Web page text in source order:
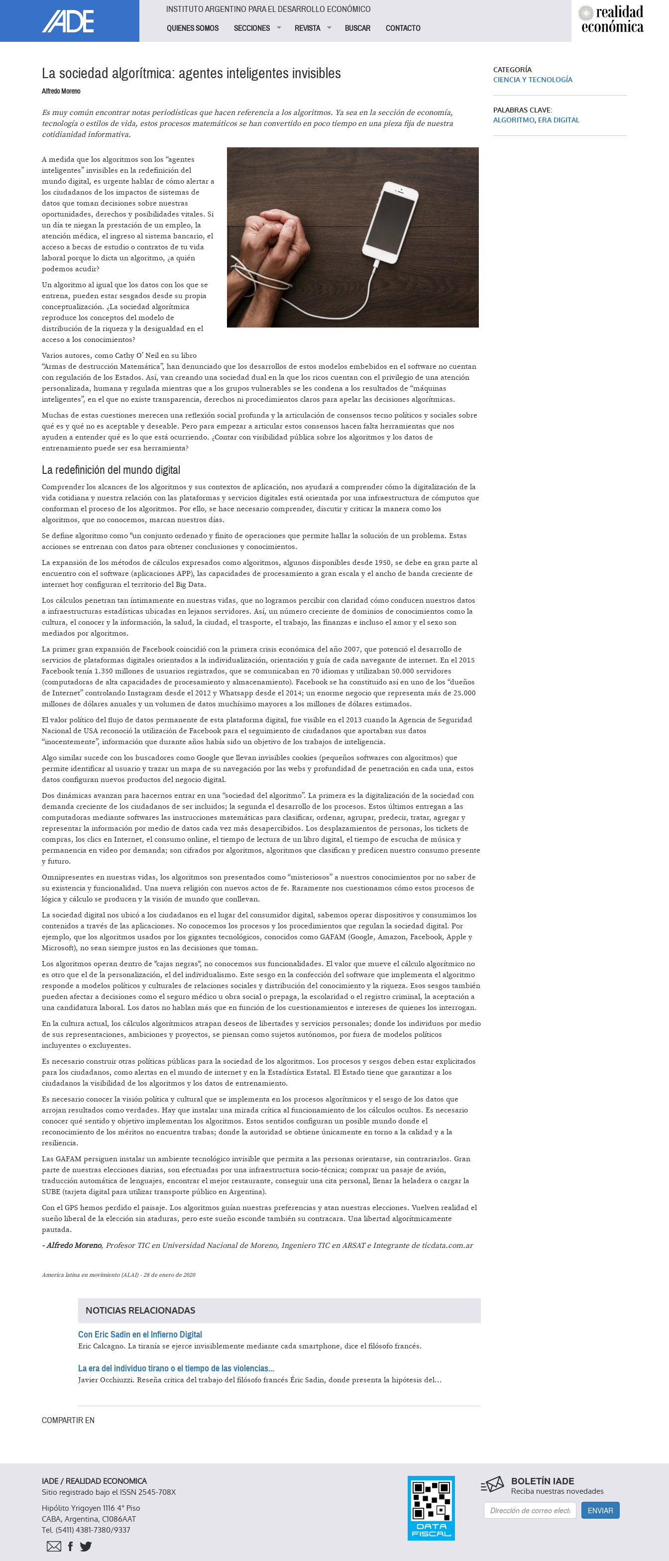
INSTITUTO ARGENTINO PARA EL DESARROLLO ECONÓMICO
QUIENES SOMOS SECCIONES REVISTA BUSCAR CONTACTO
La sociedad algorítmica: agentes inteligentes invisibles
Alfredo Moreno
Es muy común encontrar notas periodísticas que hacen referencia a los algoritmos. Ya sea en la sección de economía,
tecnología o estilos de vida, estos procesos matemáticos se han convertido en poco tiempo en una pieza fija de nuestra
cotidianidad informativa.
A medida que los algoritmos son los “agentes
inteligentes” invisibles en la redefinición del
mundo digital, es urgente hablar de cómo alertar a
los ciudadanos de los impactos de sistemas de
datos que toman decisiones sobre nuestras
oportunidades, derechos y posibilidades vitales. Si
un día te niegan la prestación de un empleo, la
atención médica, el ingreso al sistema bancario, el
acceso a becas de estudio o contratos de tu vida
laboral porque lo dicta un algoritmo, ¿a quién
podemos acudir?
Un algoritmo al igual que los datos con los que se
entrena, pueden estar sesgados desde su propia
conceptualización. ¿La sociedad algorítmica
reproduce los conceptos del modelo de
distribución de la riqueza y la desigualdad en el
acceso a los conocimientos?
Varios autores, como Cathy O’ Neil en su libro
“Armas de destrucción Matemática”, han denunciado que los desarrollos de estos modelos embebidos en el software no cuentan
con regulación de los Estados. Así, van creando una sociedad dual en la que los ricos cuentan con el privilegio de una atención
personalizada, humana y regulada mientras que a los grupos vulnerables se les condena a los resultados de “máquinas
inteligentes”, en el que no existe transparencia, derechos ni procedimientos claros para apelar las decisiones algorítmicas.
Muchas de estas cuestiones merecen una reflexión social profunda y la articulación de consensos tecno políticos y sociales sobre
qué es y qué no es aceptable y deseable. Pero para empezar a articular estos consensos hacen falta herramientas que nos
ayuden a entender qué es lo que está ocurriendo. ¿Contar con visibilidad pública sobre los algoritmos y los datos de
entrenamiento puede ser esa herramienta?
La redefinición del mundo digital
Comprender los alcances de los algoritmos y sus contextos de aplicación, nos ayudará a comprender cómo la digitalización de la
vida cotidiana y nuestra relación con las plataformas y servicios digitales está orientada por una infraestructura de cómputos que
conforman el proceso de los algoritmos. Por ello, se hace necesario comprender, discutir y criticar la manera como los
algoritmos, que no conocemos, marcan nuestros días.
Se define algoritmo como "un conjunto ordenado y finito de operaciones que permite hallar la solución de un problema. Estas
acciones se entrenan con datos para obtener conclusiones y conocimientos.
La expansión de los métodos de cálculos expresados como algoritmos, algunos disponibles desde 1950, se debe en gran parte al
encuentro con el software (aplicaciones APP), las capacidades de procesamiento a gran escala y el ancho de banda creciente de
internet hoy configuran el territorio del Big Data.
Los cálculos penetran tan íntimamente en nuestras vidas, que no logramos percibir con claridad cómo conducen nuestros datos
a infraestructuras estadísticas ubicadas en lejanos servidores. Así, un número creciente de dominios de conocimientos como la
cultura, el conocer y la información, la salud, la ciudad, el trasporte, el trabajo, las finanzas e incluso el amor y el sexo son
mediados por algoritmos.
La primer gran expansión de Facebook coincidió con la primera crisis económica del año 2007, que potenció el desarrollo de
servicios de plataformas digitales orientados a la individualización, orientación y guía de cada navegante de internet. En el 2015
Facebook tenía 1.350 millones de usuarios registrados, que se comunicaban en 70 idiomas y utilizaban 50.000 servidores
(computadoras de alta capacidades de procesamiento y almacenamiento). Facebook se ha constituido así en uno de los “dueños
de Internet” controlando Instagram desde el 2012 y Whatsapp desde el 2014; un enorme negocio que representa más de 25.000
millones de dólares anuales y un volumen de datos muchísimo mayores a los millones de dólares estimados.
El valor político del flujo de datos permanente de esta plataforma digital, fue visible en el 2013 cuando la Agencia de Seguridad
Nacional de USA reconoció la utilización de Facebook para el seguimiento de ciudadanos que aportaban sus datos
“inocentemente”, información que durante años había sido un objetivo de los trabajos de inteligencia.
Algo similar sucede con los buscadores como Google que llevan invisibles cookies (pequeños softwares con algoritmos) que
permite identificar al usuario y trazar un mapa de su navegación por las webs y profundidad de penetración en cada una, estos
datos configuran nuevos productos del negocio digital.
Dos dinámicas avanzan para hacernos entrar en una “sociedad del algoritmo”. La primera es la digitalización de la sociedad con
demanda creciente de los ciudadanos de ser incluidos; la segunda el desarrollo de los procesos. Estos últimos entregan a las
computadoras mediante softwares las instrucciones matemáticas para clasificar, ordenar, agrupar, predecir, tratar, agregar y
representar la información por medio de datos cada vez más desapercibidos. Los desplazamientos de personas, los tickets de
compras, los clics en Internet, el consumo online, el tiempo de lectura de un libro digital, el tiempo de escucha de música y
permanencia en video por demanda; son cifrados por algoritmos, algoritmos que clasifican y predicen nuestro consumo presente
y futuro.
Omnipresentes en nuestras vidas, los algoritmos son presentados como “misteriosos” a nuestros conocimientos por no saber de
su existencia y funcionalidad. Una nueva religión con nuevos actos de fe. Raramente nos cuestionamos cómo estos procesos de
lógica y cálculo se producen y la visión de mundo que conllevan.
La sociedad digital nos ubicó a los ciudadanos en el lugar del consumidor digital, sabemos operar dispositivos y consumimos los
contenidos a través de las aplicaciones. No conocemos los procesos y los procedimientos que regulan la sociedad digital. Por
ejemplo, que los algoritmos usados por los gigantes tecnológicos, conocidos como GAFAM (Google, Amazon, Facebook, Apple y
Microsoft), no sean siempre justos en las decisiones que toman.
Los algoritmos operan dentro de "cajas negras", no conocemos sus funcionalidades. El valor que mueve el cálculo algorítmico no
es otro que el de la personalización, el del individualismo. Este sesgo en la confección del software que implementa el algoritmo
responde a modelos políticos y culturales de relaciones sociales y distribución del conocimiento y la riqueza. Esos sesgos también
pueden afectar a decisiones como el seguro médico u obra social o prepaga, la escolaridad o el registro criminal, la aceptación a
una candidatura laboral. Los datos no hablan más que en función de los cuestionamientos e intereses de quienes los interrogan.
En la cultura actual, los cálculos algorítmicos atrapan deseos de libertades y servicios personales; donde los individuos por medio
de sus representaciones, ambiciones y proyectos, se piensan como sujetos autónomos, por fuera de modelos políticos
incluyentes o excluyentes.
Es necesario construir otras políticas públicas para la sociedad de los algoritmos. Los procesos y sesgos deben estar explicitados
para los ciudadanos, como alertas en el mundo de internet y en la Estadística Estatal. El Estado tiene que garantizar a los
ciudadanos la visibilidad de los algoritmos y los datos de entrenamiento.
Es necesario conocer la visión política y cultural que se implementa en los procesos algorítmicos y el sesgo de los datos que
arrojan resultados como verdades. Hay que instalar una mirada crítica al funcionamiento de los cálculos ocultos. Es necesario
conocer qué sentido y objetivo implementan los algoritmos. Estos sentidos configuran un posible mundo donde el
reconocimiento de los méritos no encuentra trabas; donde la autoridad se obtiene únicamente en torno a la calidad y a la
resiliencia.
Las GAFAM persiguen instalar un ambiente tecnológico invisible que permita a las personas orientarse, sin contrariarlos. Gran
parte de nuestras elecciones diarias, son efectuadas por una infraestructura socio-técnica; comprar un pasaje de avión,
traducción automática de lenguajes, encontrar el mejor restaurante, conseguir una cita personal, llenar la heladera o cargar la
SUBE (tarjeta digital para utilizar transporte público en Argentina).
Con el GPS hemos perdido el paisaje. Los algoritmos guían nuestras preferencias y atan nuestras elecciones. Vuelven realidad el
sueño liberal de la elección sin ataduras, pero este sueño esconde también su contracara. Una libertad algorítmicamente
pautada.
- Alfredo Moreno, Profesor TIC en Universidad Nacional de Moreno, Ingeniero TIC en ARSAT e Integrante de ticdata.com.ar
America latina en movimiento (ALAI) - 28 de enero de 2020
NOTICIAS RELACIONADAS
Con Eric Sadin en el Infierno Digital
Eric Calcagno. La tiranía se ejerce invisiblemente mediante cada smartphone, dice el filósofo francés.
La era del individuo tirano o el tiempo de las violencias...
Javier Occhiuzzi. Reseña critica del trabajo del filósofo francés Éric Sadin, donde presenta la hipótesis del...
COMPARTIR EN
CATEGORÍA
CIENCIA Y TECNOLOGÍA
PALABRAS CLAVE:
ALGORITMO, ERA DIGITAL
IADE / REALIDAD ECONOMICA
Sitio registrado bajo el ISSN 2545-708X
Hipólito Yrigoyen 1116 4° Piso
CABA, Argentina, C1086AAT
Tel. (5411) 4381-7380/9337
BOLETÍN IADE
Reciba nuestras novedades
ENVIAR